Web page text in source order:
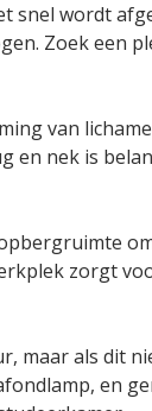
snel wordt
Zoek een
van
en nek is
zorgt
maar als dit
en